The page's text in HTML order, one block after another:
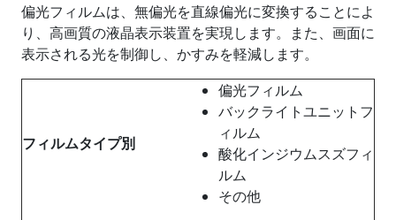
偏光フィルムは、無偏光を直線偏光に変換することによ
り、高画質の液晶表示装置を実現します。また、画面に
表示される光を制御し、かすみを軽減します。
フィルムタイプ別
偏光フィルム
バックライトユニットフ
ィルム
酸化インジウムスズフィ
ルム
その他